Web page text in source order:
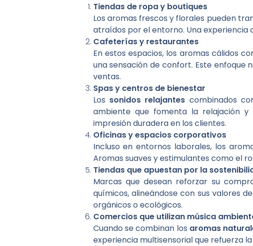
Tiendas de ropa y boutiques
Los aromas frescos y florales pueden
atraídos por el entorno. Una experiencia
Cafeterías y restaurantes
En estos espacios, los aromas cálidos
una sensación de confort. Este enfoque
ventas.
Spas y centros de bienestar
Los sonidos relajantes combinados
ambiente que fomenta la relajación y
impresión duradera en los clientes.
Oficinas y espacios corporativos
Incluso en entornos laborales, los
Aromas suaves y estimulantes como el
Tiendas que apuestan por la
Marcas que desean reforzar su
químicos, alineándose con sus valores de
orgánicos o ecológicos.
Comercios que utilizan música
Cuando se combinan los aromas
experiencia multisensorial que refuerza